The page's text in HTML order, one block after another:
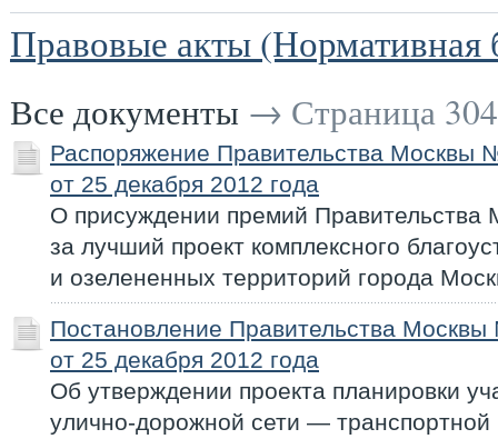
Правовые акты (Нормативная
Все документы → Страница 304
Распоряжение Правительства Москвы
от 25 декабря 2012 года
О присуждении премий Правительства
за лучший проект комплексного
и озелененных территорий города
Постановление Правительства
от 25 декабря 2012 года
Об утверждении проекта планировки
улично-дорожной сети — транспортной